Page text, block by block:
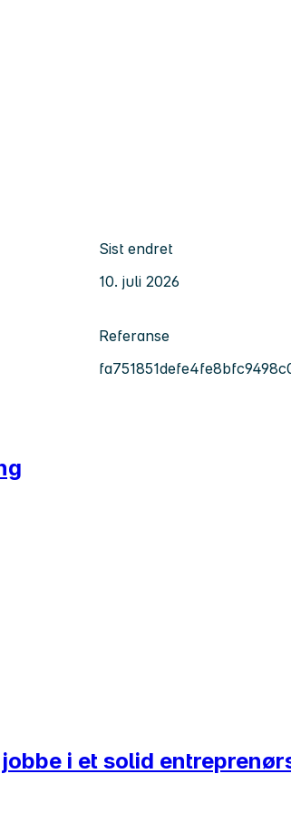
Sist endret
10. juli 2026
Referanse
i et solid